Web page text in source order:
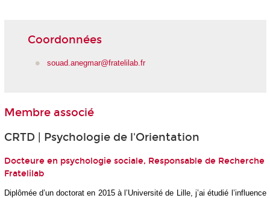
Coordonnées
souad.anegmar@fratelilab.fr
Membre associé
CRTD | Psychologie de l'Orientation
Docteure en psychologie sociale, Responsable de Recherche
Fratelilab
Diplômée d’un doctorat en 2015 à l’Université de Lille, j’ai étudié l’influence